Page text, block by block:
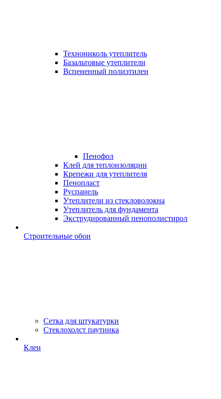
Технониколь утеплитель
Базальтовые утеплители
Вспененный полиэтилен
Пенофол
Клей для теплоизоляции
Крепежи для утеплителя
Пенопласт
Руспанель
Утеплители из стекловолокна
Утеплитель для фундамента
Экструдированный пенополистирол
Строительные обои
Сетка для штукатурки
Стеклохолст паутинка
Клеи